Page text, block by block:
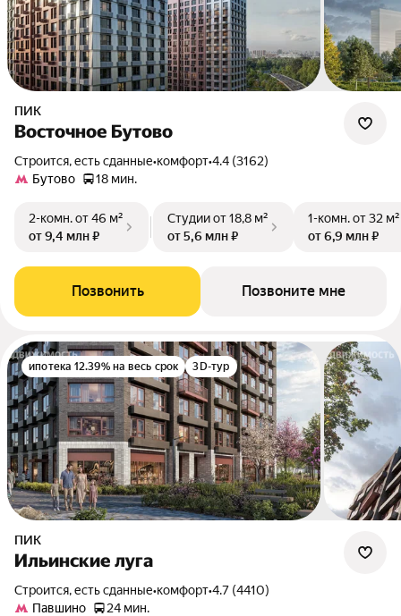
ПИК
Восточное Бутово
Строится, есть сданные•комфорт•4.4 (3162)
Бутово
18 мин.
2-комн.от 46 м²
от 9,4 млн ₽
Студииот 18,8 м²
от 5,6 млн ₽
1-комн.от 32 м²
от 6,9 млн ₽
Позвонить Позвоните мне
ипотека 12.39% на весь срок 3D-тур
ПИК
Ильинские луга
Строится, есть сданные•комфорт•4.7 (4410)
Павшино
24 мин.